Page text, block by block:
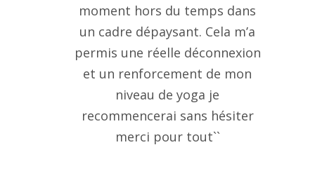
moment hors du temps dans
un cadre dépaysant. Cela m’a
permis une réelle déconnexion
et un renforcement de mon
niveau de yoga je
recommencerai sans hésiter
merci pour tout``